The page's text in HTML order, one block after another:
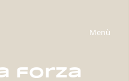
Menù
forza